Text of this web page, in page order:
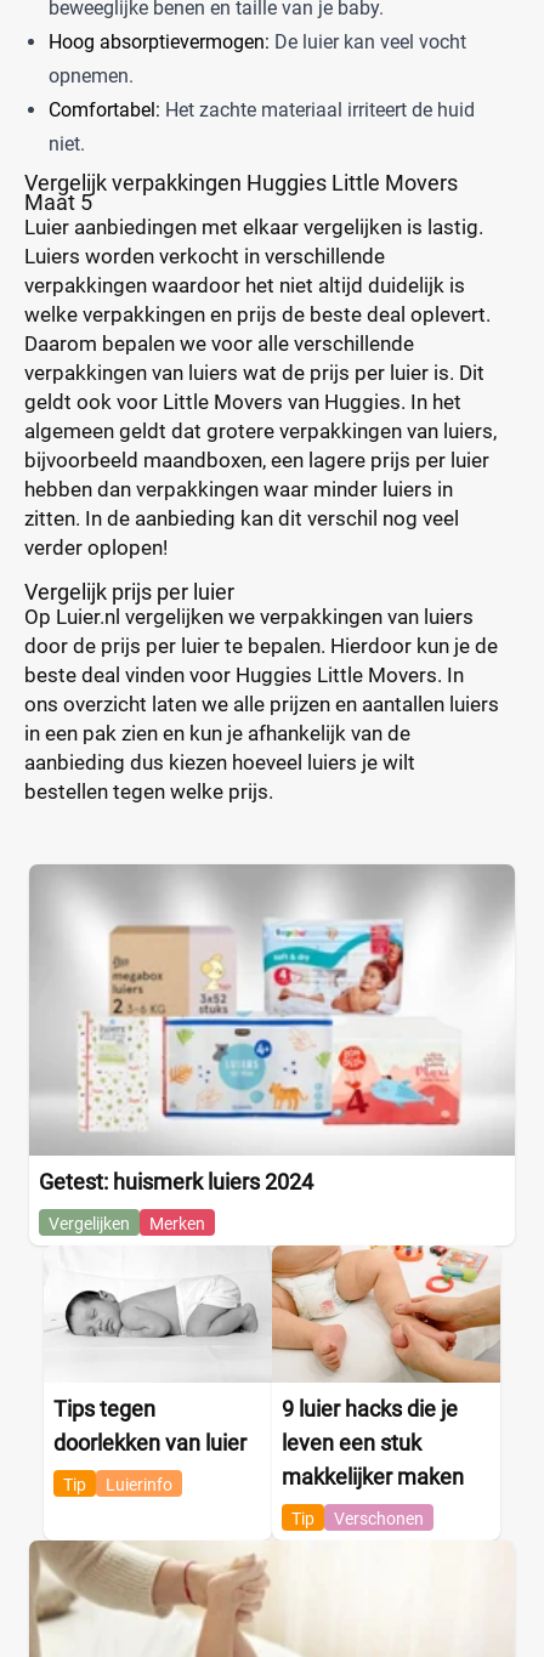
beweeglijke benen en taille van je baby.
Hoog absorptievermogen: De luier kan veel vocht
opnemen.
Comfortabel: Het zachte materiaal irriteert de huid
niet.
Vergelijk verpakkingen Huggies Little Movers
Maat 5
Luier aanbiedingen met elkaar vergelijken is lastig.
Luiers worden verkocht in verschillende
verpakkingen waardoor het niet altijd duidelijk is
welke verpakkingen en prijs de beste deal oplevert.
Daarom bepalen we voor alle verschillende
verpakkingen van luiers wat de prijs per luier is. Dit
geldt ook voor Little Movers van Huggies. In het
algemeen geldt dat grotere verpakkingen van luiers,
bijvoorbeeld maandboxen, een lagere prijs per luier
hebben dan verpakkingen waar minder luiers in
zitten. In de aanbieding kan dit verschil nog veel
verder oplopen!
Vergelijk prijs per luier
Op Luier.nl vergelijken we verpakkingen van luiers
door de prijs per luier te bepalen. Hierdoor kun je de
beste deal vinden voor Huggies Little Movers. In
ons overzicht laten we alle prijzen en aantallen luiers
in een pak zien en kun je afhankelijk van de
aanbieding dus kiezen hoeveel luiers je wilt
bestellen tegen welke prijs.
Getest: huismerk luiers 2024
Vergelijken Merken
Tips tegen
doorlekken van luier
Tip Luierinfo
9 luier hacks die je
leven een stuk
makkelijker maken
Tip Verschonen